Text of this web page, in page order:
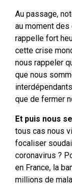
Au passage,
au moment
rappelle fort
cette crise
nous rappeler
que nous
que de fermer
Et puis nous
tous cas nous
focaliser
coronavirus ?
en France, la
millions de